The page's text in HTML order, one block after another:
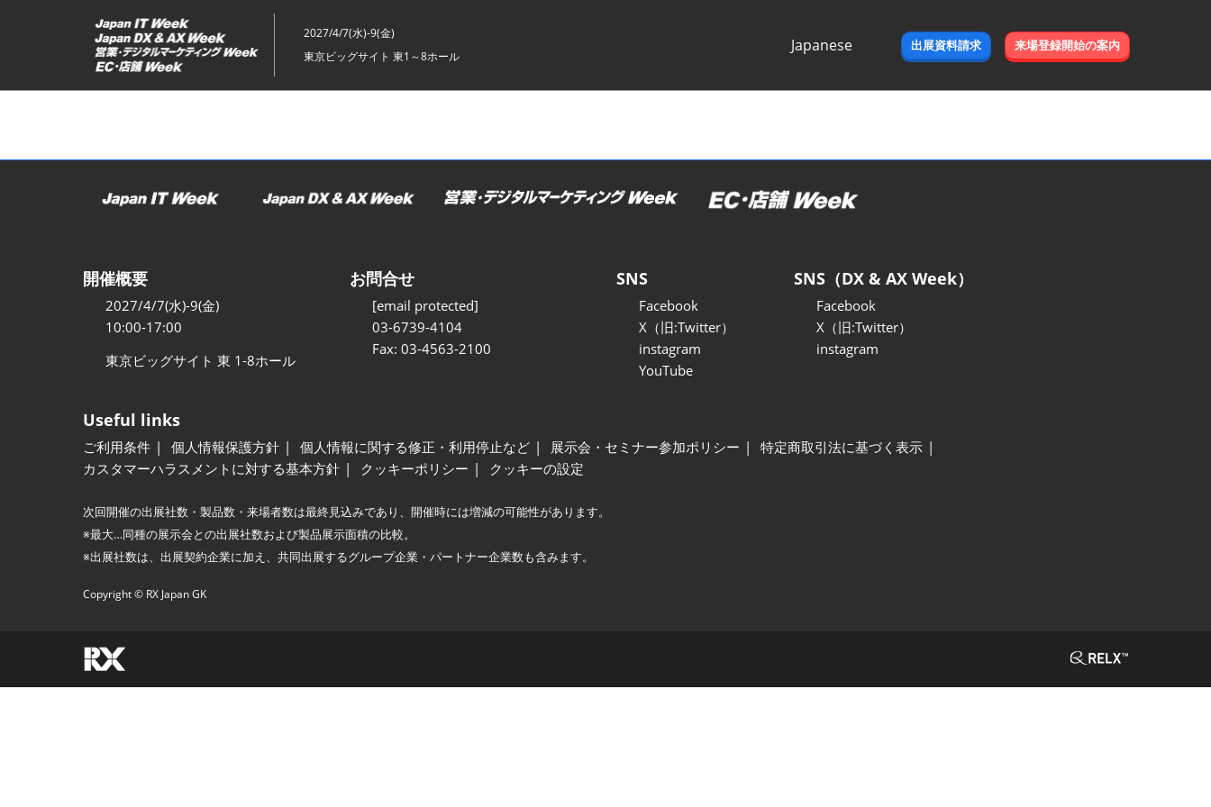
ッ
2027/4/7(水)-9(金)
東京ビッグサイト 東1～8ホール
Japanese
出展資料請求 来場登録開始の案内
開催概要
2027/4/7(水)-9(金)
10:00-17:00
東京ビッグサイト 東 1-8ホール
お問合せ
[email protected]
03-6739-4104
Fax: 03-4563-2100
SNS
Facebook
X（旧:Twitter）
instagram
YouTube
SNS（DX & AX Week）
Facebook
X（旧:Twitter）
instagram
Useful links
ご利用条件 個人情報保護方針 個人情報に関する修正・利用停止など 展示会・セミナー参加ポリシー
特定商取引法に基づく表示
カスタマーハラスメントに対する基本方針
クッキーポリシー クッキーの設定
次回開催の出展社数・製品数・来場者数は最終見込みであり、開催時には増減の可能性があります。
※最大…同種の展示会との出展社数および製品展示面積の比較。
※出展社数は、出展契約企業に加え、共同出展するグループ企業・パートナー企業数も含みます。
Copyright © RX Japan GK